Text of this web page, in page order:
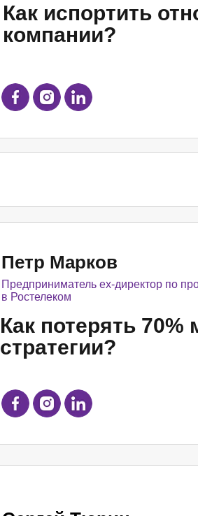
Как испортить
компании?
Петр Марков
Предприниматель ex-директор по
в Ростелеком
Как потерять
стратегии?